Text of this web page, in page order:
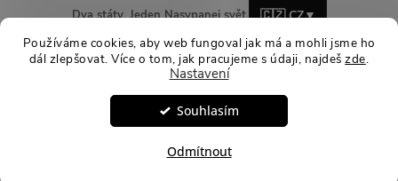
Používáme cookies, aby web fungoval jak má a mohli jsme ho
dál zlepšovat. Více o tom, jak pracujeme s údaji, najdešzde.
Nastavení
Odmítnout
Souhlasím
Dva státy. Jeden Nasypanej svět. 🇨🇿 CZ▼
Vytvořil Shoptet
nastavení cookies